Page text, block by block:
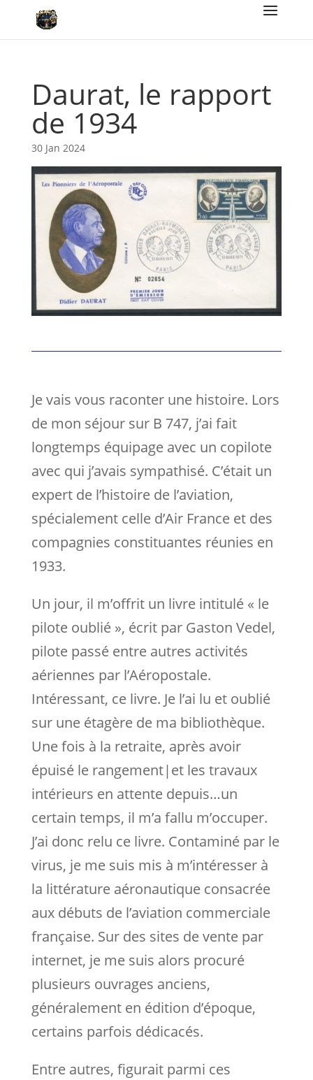
Daurat, le rapport
de 1934
30 Jan 2024
Je vais vous raconter une histoire. Lors
de mon séjour sur B 747, j’ai fait
longtemps équipage avec un copilote
avec qui j’avais sympathisé. C’était un
expert de l’histoire de l’aviation,
spécialement celle d’Air France et des
compagnies constituantes réunies en
1933.
Un jour, il m’offrit un livre intitulé « le
pilote oublié », écrit par Gaston Vedel,
pilote passé entre autres activités
aériennes par l’Aéropostale.
Intéressant, ce livre. Je l’ai lu et oublié
sur une étagère de ma bibliothèque.
Une fois à la retraite, après avoir
épuisé le rangement|et les travaux
intérieurs en attente depuis…un
certain temps, il m’a fallu m’occuper.
J’ai donc relu ce livre. Contaminé par le
virus, je me suis mis à m’intéresser à
la littérature aéronautique consacrée
aux débuts de l’aviation commerciale
française. Sur des sites de vente par
internet, je me suis alors procuré
plusieurs ouvrages anciens,
généralement en édition d’époque,
certains parfois dédicacés.
Entre autres, figurait parmi ces